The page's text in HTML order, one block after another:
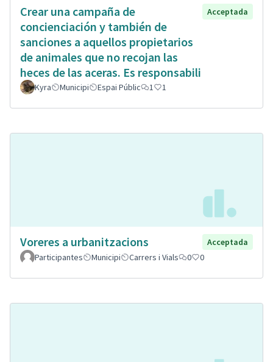
Crear una campaña de
concienciación y también de
sanciones a aquellos propietarios
de animales que no recojan las
heces de las aceras. Es responsabili
Acceptada
Kyra Municipi Espai Públic 1 1
Voreres a urbanitzacions
Acceptada
Participantes
Municipi Carrers i Vials 0 0